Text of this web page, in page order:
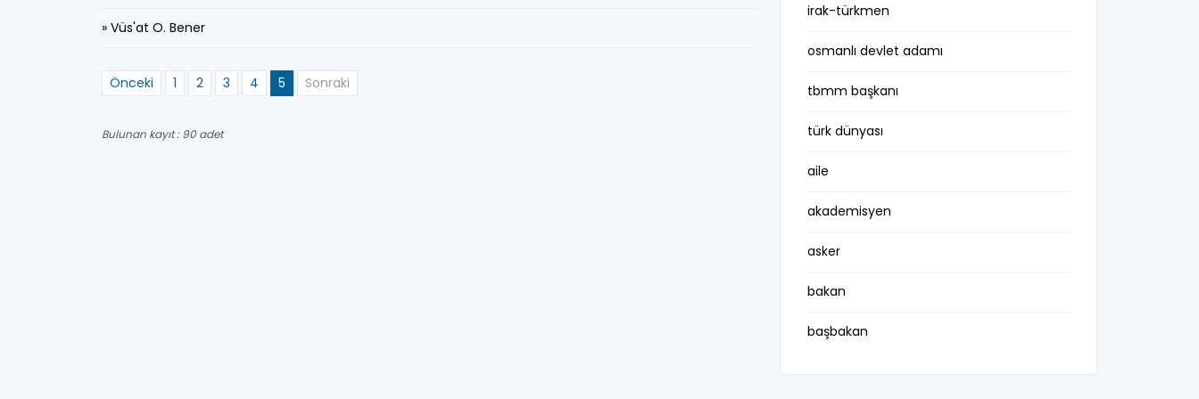
» Vüs'at O. Bener
Önceki 1 2 3 4 5 Sonraki
Bulunan kayıt : 90 adet
irak-türkmen
osmanlı devlet adamı
tbmm başkanı
türk dünyası
aile
akademisyen
asker
bakan
başbakan
belediye başkanı